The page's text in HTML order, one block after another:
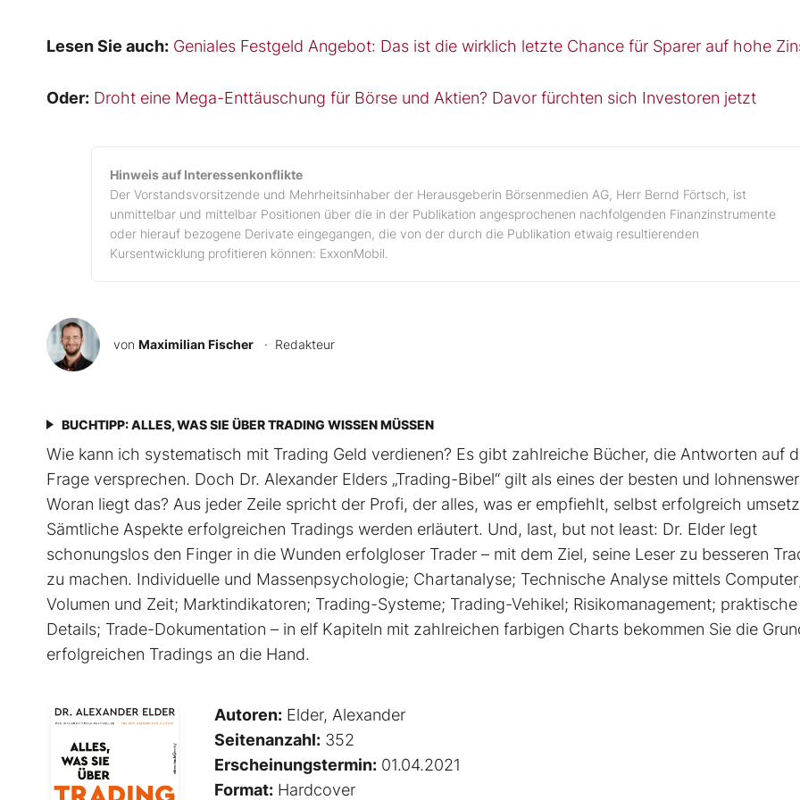
Lesen Sie auch: Geniales Festgeld Angebot: Das ist die wirklich letzte Chance für Sparer auf hohe
Oder: Droht eine Mega-Enttäuschung für Börse und Aktien? Davor fürchten sich Investoren jetzt
Hinweis auf Interessenkonflikte
Der Vorstandsvorsitzende und Mehrheitsinhaber der Herausgeberin Börsenmedien AG, Herr Bernd Förtsch, ist
unmittelbar und mittelbar Positionen über die in der Publikation angesprochenen nachfolgenden Finanzinstrumente
oder hierauf bezogene Derivate eingegangen, die von der durch die Publikation etwaig resultierenden
Kursentwicklung profitieren können: ExxonMobil.
von Maximilian Fischer · Redakteur
BUCHTIPP: ALLES, WAS SIE ÜBER TRADING WISSEN MÜSSEN
Wie kann ich systematisch mit Trading Geld verdienen? Es gibt zahlreiche Bücher, die Antworten auf
Frage versprechen. Doch Dr. Alexander Elders „Trading-Bibel“ gilt als eines der besten und
Woran liegt das? Aus jeder Zeile spricht der Profi, der alles, was er empfiehlt, selbst erfolgreich
Sämtliche Aspekte erfolgreichen Tradings werden erläutert. Und, last, but not least: Dr. Elder legt
schonungslos den Finger in die Wunden erfolgloser Trader – mit dem Ziel, seine Leser zu besseren
zu machen. Individuelle und Massenpsychologie; Chartanalyse; Technische Analyse mittels
Volumen und Zeit; Marktindikatoren; Trading-Systeme; Trading-Vehikel; Risikomanagement; praktische
Details; Trade-Dokumentation – in elf Kapiteln mit zahlreichen farbigen Charts bekommen Sie die
erfolgreichen Tradings an die Hand.
Autoren: Elder, Alexander
Seitenanzahl: 352
Erscheinungstermin: 01.04.2021
Format: Hardcover